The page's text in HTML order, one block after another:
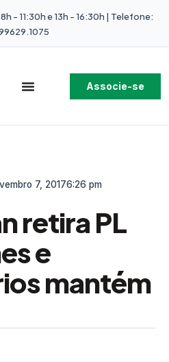
- 11:30h e 13h - 16:30h | Telefone:
Associe-se
7, 20176:26 pm
retira PL
e
mantém